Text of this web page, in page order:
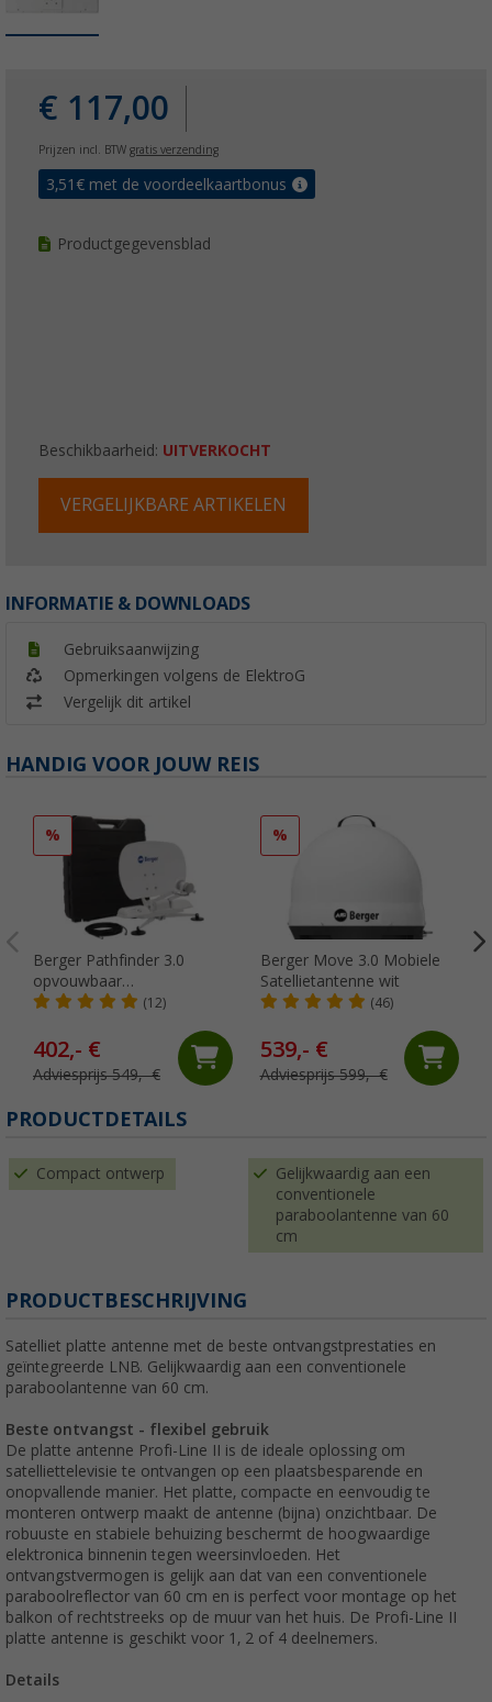
€ 117,00
Prijzen incl. BTW gratis verzending
3,51 € met de voordeelkaartbonus
Productgegevensblad
Beschikbaarheid: UITVERKOCHT
VERGELIJKBARE ARTIKELEN
INFORMATIE & DOWNLOADS
Gebruiksaanwijzing
Opmerkingen volgens de ElektroG
Vergelijk dit artikel
HANDIG VOOR JOUW REIS
%
Berger Pathfinder 3.0
opvouwbaar
volautomatisch (12)
402,- €
Adviesprijs 549,- €
%
Berger Move 3.0 Mobiele
Satellietantenne wit
(46)
539,- €
Adviesprijs 599,- €
PRODUCTDETAILS
Compact ontwerp
Gelijkwaardig aan een
conventionele
paraboolantenne van 60
cm
PRODUCTBESCHRIJVING
Satelliet platte antenne met de beste ontvangstprestaties en
geïntegreerde LNB. Gelijkwaardig aan een conventionele
paraboolantenne van 60 cm.
Beste ontvangst - flexibel gebruik
De platte antenne Profi-Line II is de ideale oplossing om
satelliettelevisie te ontvangen op een plaatsbesparende en
onopvallende manier. Het platte, compacte en eenvoudig te
monteren ontwerp maakt de antenne (bijna) onzichtbaar. De
robuuste en stabiele behuizing beschermt de hoogwaardige
elektronica binnenin tegen weersinvloeden. Het
ontvangstvermogen is gelijk aan dat van een conventionele
paraboolreflector van 60 cm en is perfect voor montage op het
balkon of rechtstreeks op de muur van het huis. De Profi-Line II
platte antenne is geschikt voor 1, 2 of 4 deelnemers.
Details